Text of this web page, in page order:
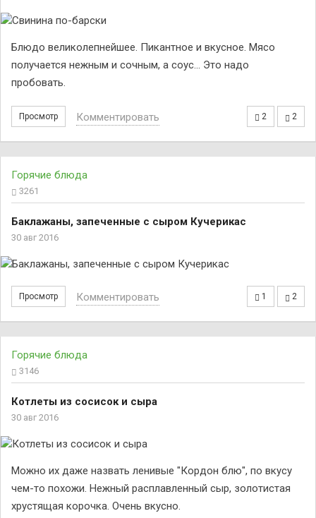
Блюдо великолепнейшее. Пикантное и вкусное. Мясо
получается нежным и сочным, а соус... Это надо
пробовать.
Просмотр 2 2
Комментировать
Горячие блюда
3261
Баклажаны, запеченные с сыром Кучерикас
30 авг 2016
Просмотр 1 2
Комментировать
Горячие блюда
3146
Котлеты из сосисок и сыра
30 авг 2016
Можно их даже назвать ленивые "Кордон блю", по вкусу
чем-то похожи. Нежный расплавленный сыр, золотистая
хрустящая корочка. Очень вкусно.